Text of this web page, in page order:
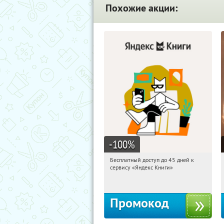
Похожие акции:
-100%
08:39:31
Получи первым!
Бесплатный доступ до 45 дней к
сервису «Яндекс Книги»
Промокод